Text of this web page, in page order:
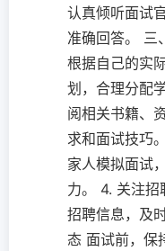
认真倾听面试
准确回答。 三
根据自己的实
划，合理分配
阅相关书籍、
求和面试技巧
家人模拟面试
力。 4. 关注招
招聘信息，及
态 面试前，保